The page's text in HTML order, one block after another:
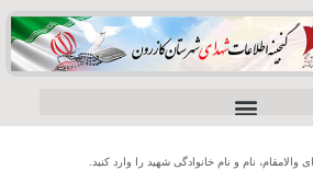
نام و نام خانوادگی شهید را وارد کنید.